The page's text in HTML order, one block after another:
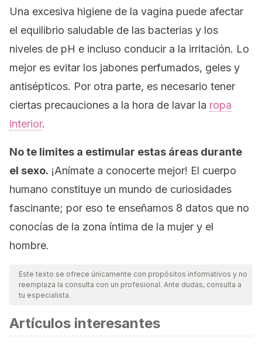
Una excesiva higiene de la vagina puede afectar
el equilibrio saludable de las bacterias y los
niveles de pH e incluso conducir a la irritación. Lo
mejor es evitar los jabones perfumados, geles y
antisépticos. Por otra parte, es necesario tener
ciertas precauciones a la hora de lavar la ropa
interior.
No te limites a estimular estas áreas durante
el sexo. ¡Anímate a conocerte mejor! El cuerpo
humano constituye un mundo de curiosidades
fascinante; por eso te enseñamos 8 datos que no
conocías de la zona íntima de la mujer y el
hombre.
Este texto se ofrece únicamente con propósitos informativos y no
reemplaza la consulta con un profesional. Ante dudas, consulta a
tu especialista.
Artículos interesantes